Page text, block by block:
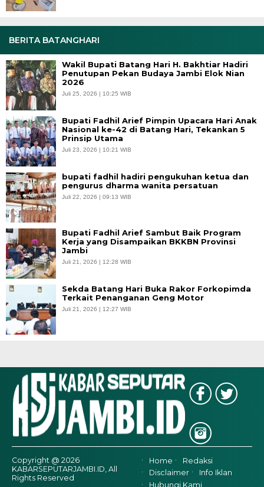
BERITA BATANGHARI
Wakil Bupati Batang Hari H. Bakhtiar Hadiri
Penutupan Pekan Budaya Jambi Elok Nian
2026
Juli 25, 2026 | 10:25 WIB
Bupati Fadhil Arief Pimpin Upacara Hari Anak
Nasional ke-42 di Batang Hari, Tekankan 5
Prinsip Utama
Juli 23, 2026 | 10:21 WIB
bupati fadhil hadiri pengukuhan ketua dan
pengurus dharma wanita persatuan
Juli 22, 2026 | 09:13 WIB
Bupati Fadhil Arief Sambut Baik Program
Kerja yang Disampaikan BKKBN Provinsi
Jambi
Juli 21, 2026 | 12:28 WIB
Sekda Batang Hari Buka Rakor Forkopimda
Terkait Penanganan Geng Motor
Juli 21, 2026 | 12:27 WIB
Copyright @ 2026
KABARSEPUTARJAMBI.ID, All
Rights Reserved
Home
Redaksi
Disclaimer
Info Iklan
Hubungi Kami